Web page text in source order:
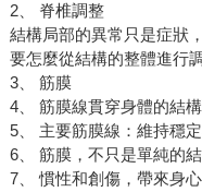
2、 脊椎調整
結構局部的異常只是症狀
要怎麼從結構的整體進行
3、 筋膜
4、 筋膜線貫穿身體的結
5、 主要筋膜線：維持穩
6、 筋膜，不只是單純的
7、 慣性和創傷，帶來身